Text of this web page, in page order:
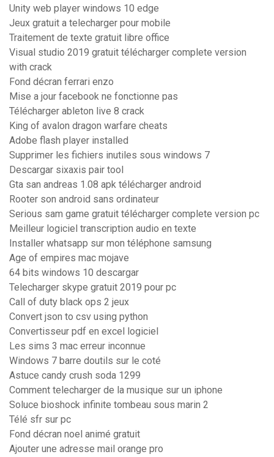
Unity web player windows 10 edge
Jeux gratuit a telecharger pour mobile
Traitement de texte gratuit libre office
Visual studio 2019 gratuit télécharger complete version
with crack
Fond décran ferrari enzo
Mise a jour facebook ne fonctionne pas
Télécharger ableton live 8 crack
King of avalon dragon warfare cheats
Adobe flash player installed
Supprimer les fichiers inutiles sous windows 7
Descargar sixaxis pair tool
Gta san andreas 1.08 apk télécharger android
Rooter son android sans ordinateur
Serious sam game gratuit télécharger complete version pc
Meilleur logiciel transcription audio en texte
Installer whatsapp sur mon téléphone samsung
Age of empires mac mojave
64 bits windows 10 descargar
Telecharger skype gratuit 2019 pour pc
Call of duty black ops 2 jeux
Convert json to csv using python
Convertisseur pdf en excel logiciel
Les sims 3 mac erreur inconnue
Windows 7 barre doutils sur le coté
Astuce candy crush soda 1299
Comment telecharger de la musique sur un iphone
Soluce bioshock infinite tombeau sous marin 2
Télé sfr sur pc
Fond décran noel animé gratuit
Ajouter une adresse mail orange pro